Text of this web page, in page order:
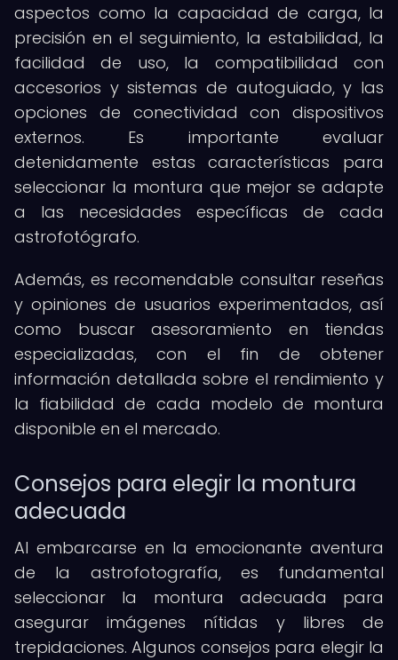
aspectos como la capacidad de carga, la
precisión en el seguimiento, la estabilidad, la
facilidad de uso, la compatibilidad con
accesorios y sistemas de autoguiado, y las
opciones de conectividad con dispositivos
externos. Es importante evaluar
detenidamente estas características para
seleccionar la montura que mejor se adapte
a las necesidades específicas de cada
astrofotógrafo.
Además, es recomendable consultar reseñas
y opiniones de usuarios experimentados, así
como buscar asesoramiento en tiendas
especializadas, con el fin de obtener
información detallada sobre el rendimiento y
la fiabilidad de cada modelo de montura
disponible en el mercado.
Consejos para elegir la montura
adecuada
Al embarcarse en la emocionante aventura
de la astrofotografía, es fundamental
seleccionar la montura adecuada para
asegurar imágenes nítidas y libres de
trepidaciones. Algunos consejos para elegir la